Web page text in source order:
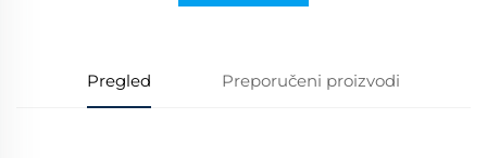
Pregled Preporučeni proizvodi